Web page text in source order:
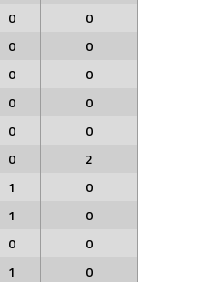
0
0
0
0
0
0
0
0
0
0
0
2
1
0
1
0
0
0
1
0